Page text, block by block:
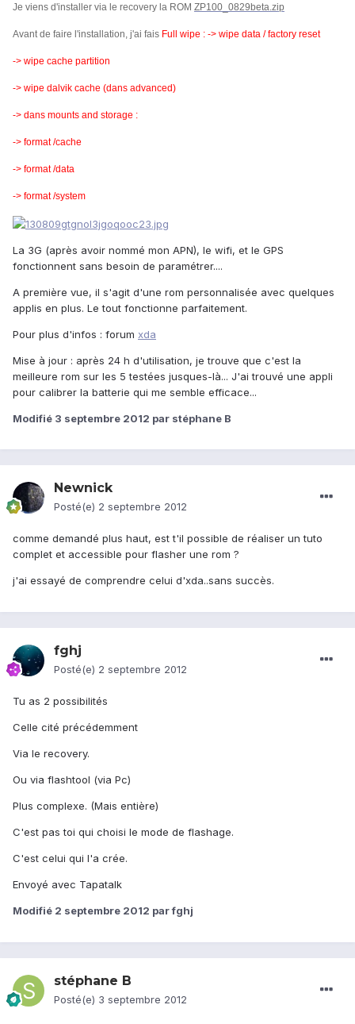
Je viens d'installer via le recovery la ROM ZP100_0829beta.zip
Avant de faire l'installation, j'ai fais Full wipe : -> wipe data / factory reset
-> wipe cache partition
-> wipe dalvik cache (dans advanced)
-> dans mounts and storage :
-> format /cache
-> format /data
-> format /system
La 3G (après avoir nommé mon APN), le wifi, et le GPS
fonctionnent sans besoin de paramétrer....
A première vue, il s'agit d'une rom personnalisée avec quelques
applis en plus. Le tout fonctionne parfaitement.
Pour plus d'infos : forum xda
Mise à jour : après 24 h d'utilisation, je trouve que c'est la
meilleure rom sur les 5 testées jusques-là... J'ai trouvé une appli
pour calibrer la batterie qui me semble efficace...
Modifié 3 septembre 2012 par stéphane B
Newnick
Posté(e) 2 septembre 2012
comme demandé plus haut, est t'il possible de réaliser un tuto
complet et accessible pour flasher une rom ?
j'ai essayé de comprendre celui d'xda..sans succès.
fghj
Posté(e) 2 septembre 2012
Tu as 2 possibilités
Celle cité précédemment
Via le recovery.
Ou via flashtool (via Pc)
Plus complexe. (Mais entière)
C'est pas toi qui choisi le mode de flashage.
C'est celui qui l'a crée.
Envoyé avec Tapatalk
Modifié 2 septembre 2012 par fghj
stéphane B
Posté(e) 3 septembre 2012